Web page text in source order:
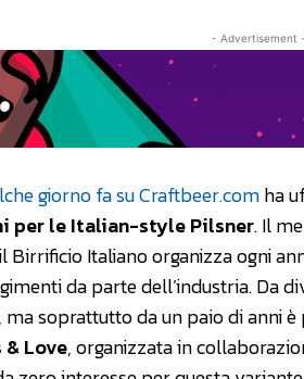
- Advertisement -
giorno fa su Craftbeer.comha
per le Italian-style Pilsner. Il
Birrificio Italiano organizza ogni
da parte dell’industria. Da
soprattutto da un paio di anni
& Love, organizzata in